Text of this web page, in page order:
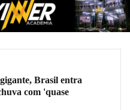
Brasil entra
com 'quase